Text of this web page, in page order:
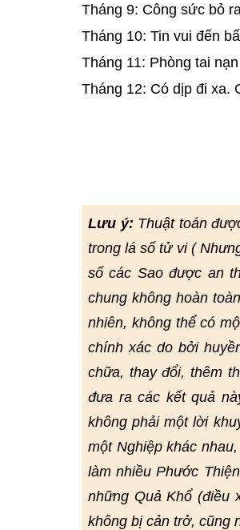
Tháng 9: Công sức bỏ
Tháng 10: Tin vui đến
Tháng 11: Phòng tai
Tháng 12: Có dịp đi xa.
Lưu ý: Thuật toán
trong lá số tử vi (
số các Sao được an
chung không hoàn
nhiên, không thể có
chính xác do bởi
chữa, thay đổi, thêm
đưa ra các kết quả
không phải một lời
một Nghiệp khác
làm nhiều Phước
những Quả Khổ (điều
không bị cản trở, cũng